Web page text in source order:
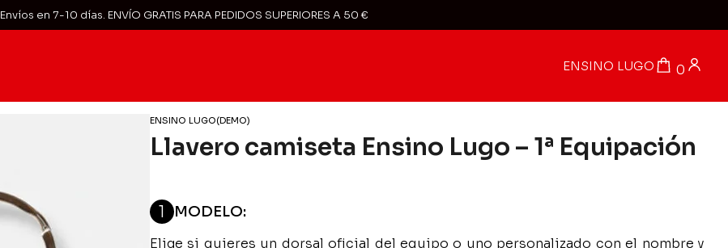
Envíos en 7-10 días. ENVÍO GRATIS PARA PEDIDOS SUPERIORES A 50 €
ENSINO LUGO 0
ENSINO LUGO(DEMO)
Llavero camiseta Ensino Lugo – 1ª Equipación
1 MODELO:
Elige si quieres un dorsal oficial del equipo o uno personalizado con el nombre y